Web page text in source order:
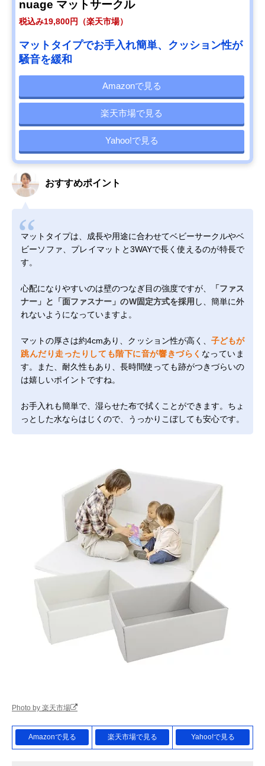
nuage マットサークル
税込み19,800円（楽天市場）
マットタイプでお手入れ簡単、クッション性が
騒音を緩和
Amazonで見る
楽天市場で見る
Yahoo!で見る
おすすめポイント
マットタイプは、成長や用途に合わせてベビーサークルやベ
ビーソファ、プレイマットと3WAYで長く使えるのが特長で
す。
心配になりやすいのは壁のつなぎ目の強度ですが、
「ファス
ナー」と「面ファスナー」のW固定方式を採用 し、簡単に外
れないようになっていますよ。
マットの厚さは約4cmあり、クッション性が高く、 子どもが
跳んだり走ったりしても階下に音が響きづらく なっていま
す。また、耐久性もあり、長時間使っても跡がつきづらいの
は嬉しいポイントですね。
お手入れも簡単で、湿らせた布で拭くことができます。ちょ
っとした水ならはじくので、うっかりこぼしても安心です。
Photo by 楽天市場
Amazonで見る 楽天市場で見る Yahoo!で見る